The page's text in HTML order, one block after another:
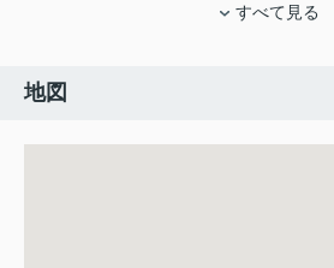
すべて見る
地図